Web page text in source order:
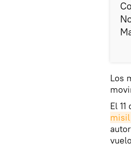
Los
El